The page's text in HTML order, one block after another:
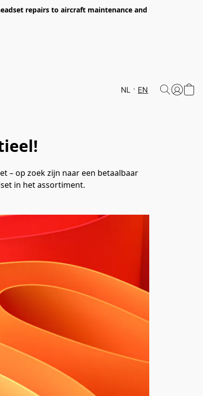
repairs to aircraft maintenance and
NL EN
– op zoek zijn naar een betaalbaar
in het assortiment.